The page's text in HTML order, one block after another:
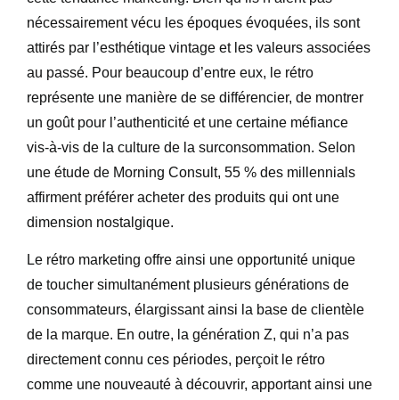
nécessairement vécu les époques évoquées, ils sont
attirés par l’esthétique vintage et les valeurs associées
au passé. Pour beaucoup d’entre eux, le rétro
représente une manière de se différencier, de montrer
un goût pour l’authenticité et une certaine méfiance
vis-à-vis de la culture de la surconsommation. Selon
une étude de Morning Consult, 55 % des millennials
affirment préférer acheter des produits qui ont une
dimension nostalgique.
Le rétro marketing offre ainsi une opportunité unique
de toucher simultanément plusieurs générations de
consommateurs, élargissant ainsi la base de clientèle
de la marque. En outre, la génération Z, qui n’a pas
directement connu ces périodes, perçoit le rétro
comme une nouveauté à découvrir, apportant ainsi une